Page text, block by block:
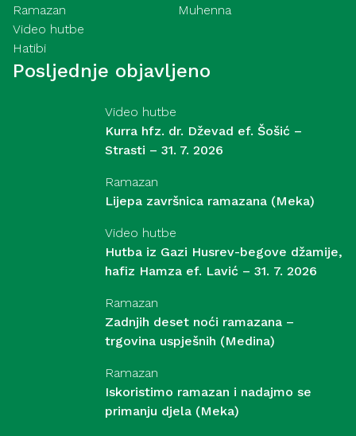
Ramazan
Video hutbe
Hatibi
Muhenna
Posljednje objavljeno
Video hutbe
Kurra hfz. dr. Dževad ef. Šošić –
Strasti – 31. 7. 2026
Ramazan
Lijepa završnica ramazana (Meka)
Video hutbe
Hutba iz Gazi Husrev-begove džamije,
hafiz Hamza ef. Lavić – 31. 7. 2026
Ramazan
Zadnjih deset noći ramazana –
trgovina uspješnih (Medina)
Ramazan
Iskoristimo ramazan i nadajmo se
primanju djela (Meka)